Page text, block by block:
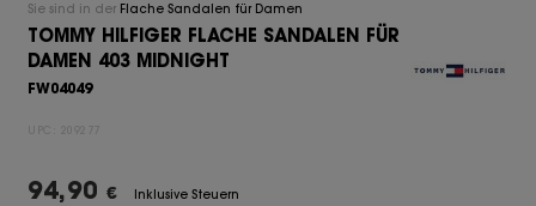
Sie sind in der Flache Sandalen für Damen
TOMMY HILFIGER FLACHE SANDALEN FÜR
DAMEN 403 MIDNIGHT
FW04049
UPC: 209277
94,90 € Inklusive Steuern